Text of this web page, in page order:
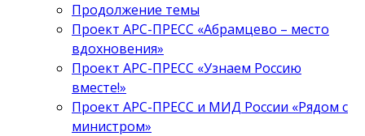
Продолжение темы
Проект АРС-ПРЕСС «Абрамцево – место
вдохновения»
Проект АРС-ПРЕСС «Узнаем Россию
вместе!»
Проект АРС-ПРЕСС и МИД России «Рядом с
министром»